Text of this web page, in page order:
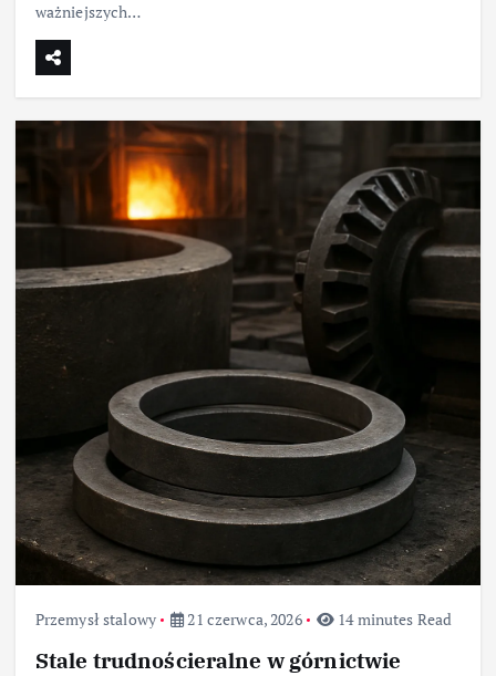
ważniejszych…
Przemysł stalowy 21 czerwca, 2026 14 minutes Read
Stale trudnościeralne w górnictwie